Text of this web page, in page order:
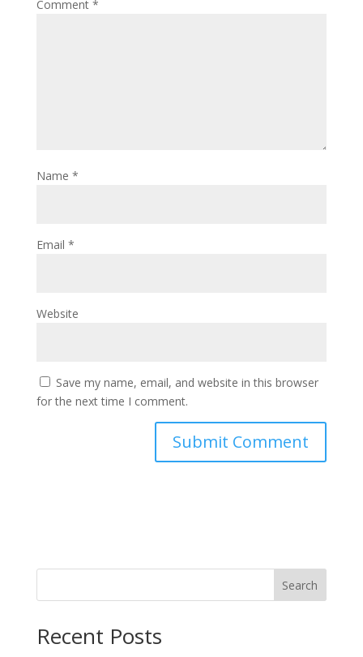
Comment *
Name *
Email *
Website
Save my name, email, and website in this browser
for the next time I comment.
Search
Recent Posts